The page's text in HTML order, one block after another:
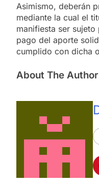
Asimismo, deberán
mediante la cual el
manifiesta ser
pago del aporte
cumplido con dicha
About The Author